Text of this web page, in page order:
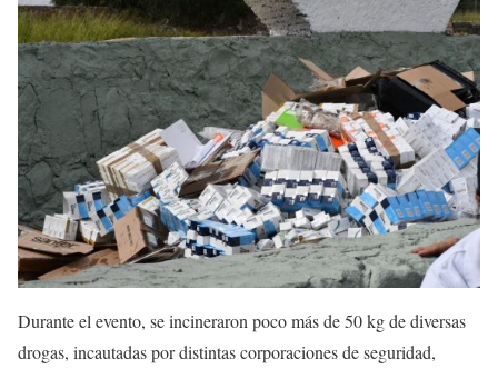
Durante el evento, se incineraron poco más de 50 kg de diversas
drogas, incautadas por distintas corporaciones de seguridad,